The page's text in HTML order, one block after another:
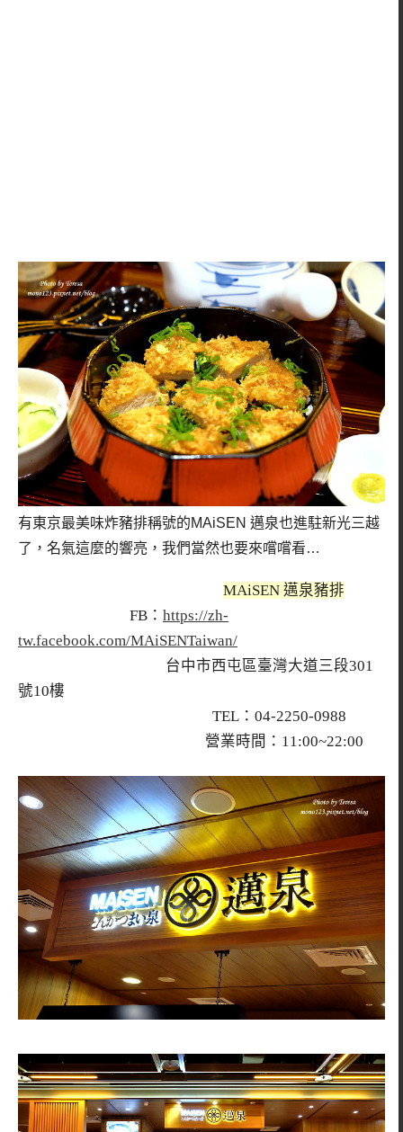
有東京最美味炸豬排稱號的MAiSEN 邁泉也進駐新光三越
了，名氣這麼的響亮，我們當然也要來嚐嚐看…
MAiSEN 邁泉豬排
FB： https://zh-
tw.facebook.com/MAiSENTaiwan/
台中市西屯區臺灣大道三段301
號10樓
TEL：04-2250-0988
營業時間：11:00~22:00